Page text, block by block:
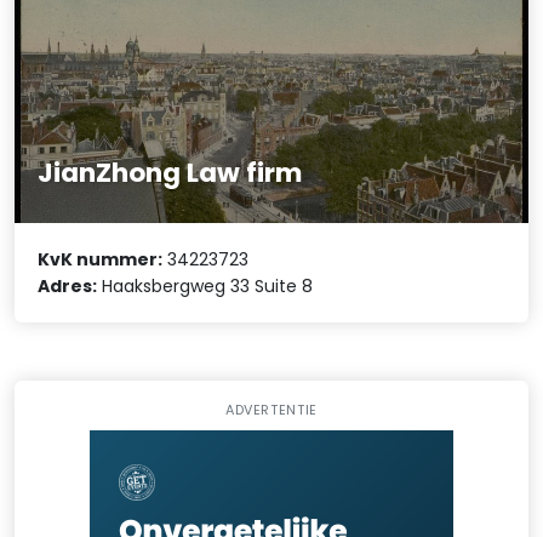
JianZhong Law firm
KvK nummer: 34223723
Adres: Haaksbergweg 33 Suite 8
ADVERTENTIE